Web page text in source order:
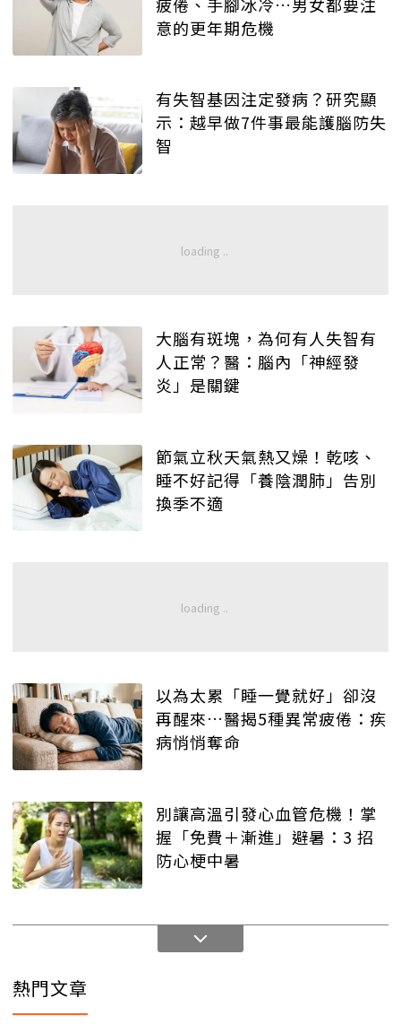
意的更年期危機
有失智基因注定發病？研究顯
示：越早做7件事最能護腦防失
智
大腦有斑塊，為何有人失智有
人正常？醫：腦內「神經發
炎」是關鍵
節氣立秋天氣熱又燥！乾咳、
睡不好記得「養陰潤肺」告別
換季不適
以為太累「睡一覺就好」卻沒
再醒來…醫揭5種異常疲倦：疾
病悄悄奪命
別讓高溫引發心血管危機！掌
握「免費＋漸進」避暑：3 招
防心梗中暑
熱門文章